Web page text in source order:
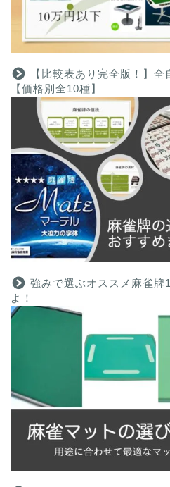
【比較表あり完全版！】
【価格別全10種】
強みで選ぶオススメ麻雀牌
よ！